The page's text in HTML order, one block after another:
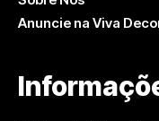
Anuncie na Viva